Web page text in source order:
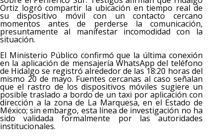
Ortiz logró compartir la ubicación en tiempo real de
su dispositivo móvil con un contacto cercano
momentos antes de perderse la comunicación,
presuntamente al manifestar incomodidad con la
situación.
El Ministerio Público confirmó que la última conexión
en la aplicación de mensajería WhatsApp del teléfono
de Hidalgo se registró alrededor de las 18:20 horas del
mismo 20 de mayo. Fuentes cercanas al caso señalan
que el rastro de los dispositivos móviles sugiere un
posible traslado a bordo de un taxi por aplicación con
dirección a la zona de La Marquesa, en el Estado de
México; sin embargo, esta línea de investigación no ha
sido validada formalmente por las autoridades
institucionales.